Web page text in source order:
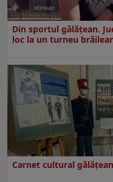
Din sportul gălățean.
loc la un turneu
Carnet cultural gălăţean